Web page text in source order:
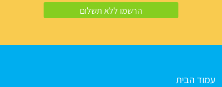
עמוד הבית